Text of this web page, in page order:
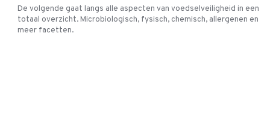
De volgende gaat langs alle aspecten van voedselveiligheid in een
totaal overzicht. Microbiologisch, fysisch, chemisch, allergenen en
meer facetten.